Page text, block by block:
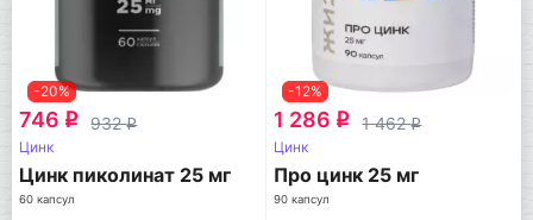
-20%
746 q 932q
Цинк
Цинк пиколинат 25 мг
60 капсул
-12%
1 286 q 1 462q
Цинк
Про цинк 25 мг
90 капсул